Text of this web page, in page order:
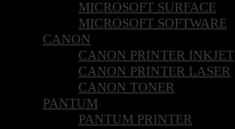
MICROSOFT SURFACE
MICROSOFT SOFTWARE
CANON
CANON PRINTER INKJET
CANON PRINTER LASER
CANON TONER
PANTUM
PANTUM PRINTER